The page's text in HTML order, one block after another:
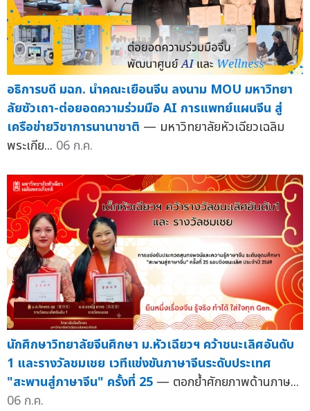
อธิการบดี มฉก. นำคณะเยือนจีน ลงนาม MOU มหาวิทยา
ลัยซัวเถา-ต่อยอดความร่วมมือ AI การแพทย์แผนจีน สู่
เครือข่ายวิชาการนานาชาติ — มหาวิทยาลัยหัวเฉียวเฉลิม
พระเกีย... 06 ก.ค.
นักศึกษาวิทยาลัยจีนศึกษา ม.หัวเฉียวฯ คว้าชนะเลิศอันดับ
1 และรางวัลชมเชย เวทีแข่งขันภาษาจีนระดับประเทศ
"สะพานสู่ภาษาจีน" ครั้งที่ 25 — ตอกย้ำศักยภาพด้านภาษ...
06 ก.ค.